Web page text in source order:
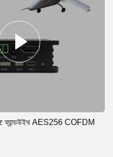
ব্যান্ডউইথ AES256 COFDM